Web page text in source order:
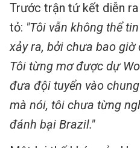
Trước trận tứ kết diễn
tỏ: "Tôi vẫn không thể
xảy ra, bởi chưa bao giờ
Tôi từng mơ được dự
đưa đội tuyển vào
mà nói, tôi chưa từng
đánh bại Brazil."